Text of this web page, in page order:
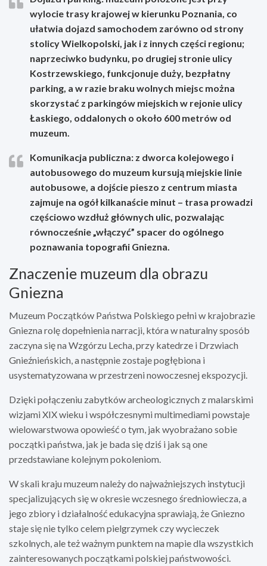
wylocie trasy krajowej w kierunku Poznania, co
ułatwia dojazd samochodem zarówno od strony
stolicy Wielkopolski, jak i z innych części regionu;
naprzeciwko budynku, po drugiej stronie ulicy
Kostrzewskiego, funkcjonuje duży, bezpłatny
parking, a w razie braku wolnych miejsc można
skorzystać z parkingów miejskich w rejonie ulicy
Łaskiego, oddalonych o około 600 metrów od
muzeum.
Komunikacja publiczna: z dworca kolejowego i
autobusowego do muzeum kursują miejskie linie
autobusowe, a dojście pieszo z centrum miasta
zajmuje na ogół kilkanaście minut – trasa prowadzi
częściowo wzdłuż głównych ulic, pozwalając
równocześnie „włączyć” spacer do ogólnego
poznawania topografii Gniezna.
Znaczenie muzeum dla obrazu
Gniezna
Muzeum Początków Państwa Polskiego pełni w krajobrazie
Gniezna rolę dopełnienia narracji, która w naturalny sposób
zaczyna się na Wzgórzu Lecha, przy katedrze i Drzwiach
Gnieźnieńskich, a następnie zostaje pogłębiona i
usystematyzowana w przestrzeni nowoczesnej ekspozycji.
Dzięki połączeniu zabytków archeologicznych z malarskimi
wizjami XIX wieku i współczesnymi multimediami powstaje
wielowarstwowa opowieść o tym, jak wyobrażano sobie
początki państwa, jak je bada się dziś i jak są one
przedstawiane kolejnym pokoleniom.
W skali kraju muzeum należy do najważniejszych instytucji
specjalizujących się w okresie wczesnego średniowiecza, a
jego zbiory i działalność edukacyjna sprawiają, że Gniezno
staje się nie tylko celem pielgrzymek czy wycieczek
szkolnych, ale też ważnym punktem na mapie dla wszystkich
zainteresowanych początkami polskiej państwowości.